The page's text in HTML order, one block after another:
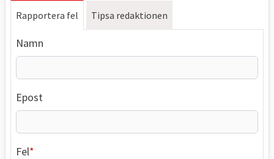
Rapportera fel Tipsa redaktionen
Namn
Epost
Fel